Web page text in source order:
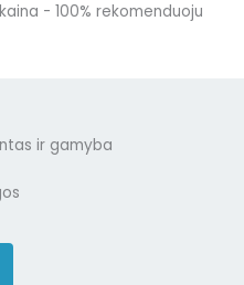
- 100% rekomenduoju
ir gamyba